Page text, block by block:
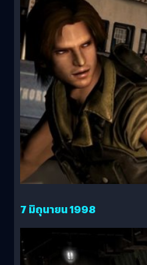
7 มิถุนายน 1998